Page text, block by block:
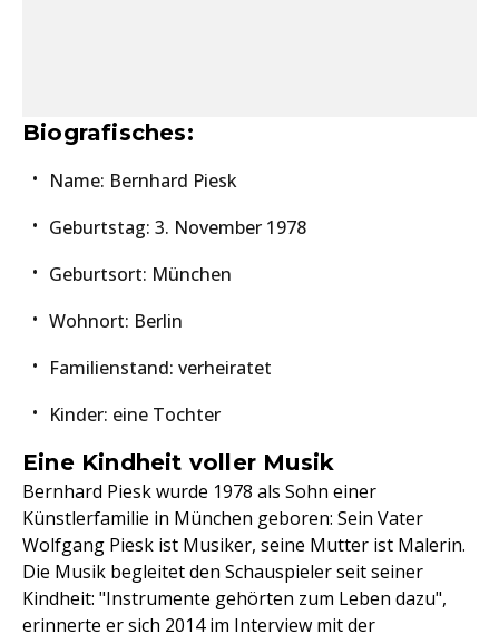
Biografisches:
Name: Bernhard Piesk
Geburtstag: 3. November 1978
Geburtsort: München
Wohnort: Berlin
Familienstand: verheiratet
Kinder: eine Tochter
Eine Kindheit voller Musik
Bernhard Piesk wurde 1978 als Sohn einer
Künstlerfamilie in München geboren: Sein Vater
Wolfgang Piesk ist Musiker, seine Mutter ist Malerin.
Die Musik begleitet den Schauspieler seit seiner
Kindheit: "Instrumente gehörten zum Leben dazu",
erinnerte er sich 2014 im Interview mit der